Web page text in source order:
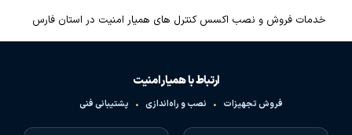
خدمات فروش و نصب اکسس کنترل های همیار امنیت در استان فارس
ارتباط با همیار امنیت
فروش تجهیزات • نصب و راه‌اندازی • پشتیبانی فنی